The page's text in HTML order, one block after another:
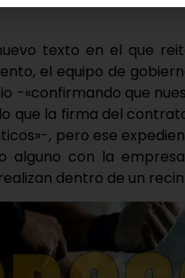
texto en el que
el equipo de
-«confirmando que
que la firma del
, pero ese
alguno con la
dentro de un